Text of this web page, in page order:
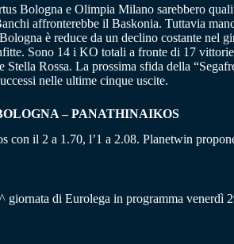
Bologna e Olimpia Milano sarebbero
affronterebbe il Baskonia. Tuttavia
è reduce da un declino costante
Sono 14 i KO totali a fronte di 17
Rossa. La prossima sfida della
nelle ultime cinque uscite.
– PANATHINAIKOS
il 2 a 1.70, l’1 a 2.08. Planetwin
di Eurolega in programma venerdì